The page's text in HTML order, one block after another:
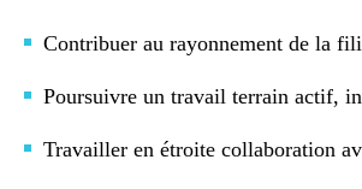
Contribuer au rayonnement de la
Poursuivre un travail terrain actif,
Travailler en étroite collaboration